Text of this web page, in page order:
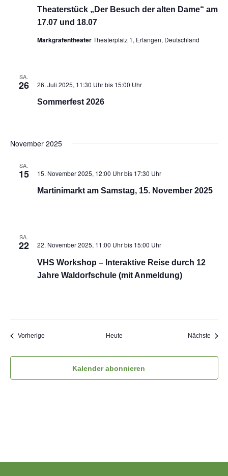
Theaterstück „Der Besuch der alten Dame“ am
17.07 und 18.07
MarkgrafentheaterTheaterplatz 1, Erlangen, Deutschland
SA.
26 26. Juli 2025, 11:30 Uhrbis 15:00 Uhr
Sommerfest 2026
November 2025
SA.
15 15. November 2025, 12:00 Uhrbis 17:30 Uhr
Martinimarkt am Samstag, 15. November 2025
SA.
22 22. November 2025, 11:00 Uhrbis 15:00 Uhr
VHS Workshop – Interaktive Reise durch 12
Jahre Waldorfschule (mit Anmeldung)
VorherigeVeranstaltungen Heute Nächste
Kalender abonnieren